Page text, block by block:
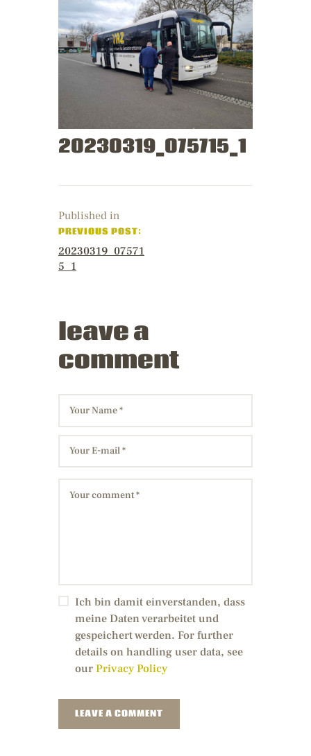
20230319_075715_1
Published in
PREVIOUS POST:
20230319_07571
5_1
leave a
comment
Ich bin damit einverstanden, dass
meine Daten verarbeitet und
gespeichert werden. For further
details on handling user data, see
our Privacy Policy